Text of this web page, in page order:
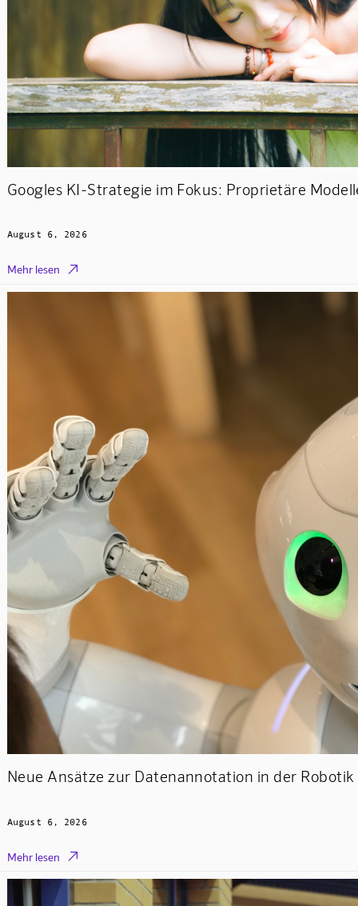
Googles KI-Strategie im Fokus: Proprietäre
August 6, 2026
Mehr lesen 
Neue Ansätze zur Datenannotation in der
August 6, 2026
Mehr lesen 